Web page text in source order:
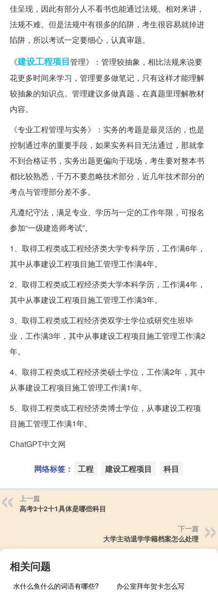
佳呈现，因此有部分人不看书也能通过法规。相对来讲，
法规不难。但是法规中有很多的陷阱，考生很容易就掉进
陷阱，所以考试一定要细心，认真审题。
《建设工程项目管理》：管理较抽象，相比法规来说要
花更多时间来学习，管理要多做笔记，只有这样才能理解
较抽象的知识点。管理建议多做真题，在真题里理解教材
内容。
《专业工程管理与实务》：实务的考题是最灵活的，也是
控制通过率的重要手段，如果实务科目无法通过，那就拿
不到合格证书，实务出题更偏向于现场，考生要对整本书
都比较熟悉，千万不要忽略技术部分，近几年技术部分的
考点与管理部分差不多。
凡遵纪守法，满足专业、学历与一定的工作年限，可报名
参加“一级建造师考试”。
1、取得工程类或工程经济类大学专科学历，工作满6年，
其中从事建设工程项目施工管理工作满4年。
2、取得工程类或工程经济类大学本科学历，工作满4年，
其中从事建设工程项目施工管理工作满3年。
3、取得工程类或工程经济类双学士学位或研究生班毕
业，工作满3年，其中从事建设工程项目施工管理工作满2
年。
4、取得工程类或工程经济类硕士学位，工作满2年，其中
从事建设工程项目施工管理工作满1年。
5、取得工程类或工程经济类博士学位，从事建设工程项
目施工管理工作满1年。
ChatGPT中文网
网络标签： 工程 建设工程项目 科目
上一篇
高考3十2十1具体是哪些科目
下一篇
大学主动退学学籍档案怎么处理
相关问题
水什么鱼什么的词语有哪些? 办公室拜年贺卡怎么写